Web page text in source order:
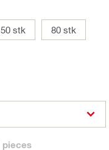
50 stk 80 stk
pieces